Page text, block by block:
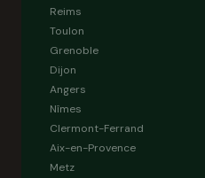
Reims
Toulon
Grenoble
Dijon
Angers
Nîmes
Clermont-Ferrand
Aix-en-Provence
Metz